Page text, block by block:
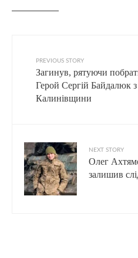
PREVIOUS STORY
Загинув, рятуючи
Герой Сергій Байдалюк з
Калинівщини
NEXT STORY
Олег
залишив